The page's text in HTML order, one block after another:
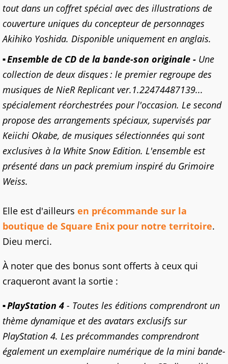
tout dans un coffret spécial avec des illustrations de
couverture uniques du concepteur de personnages
Akihiko Yoshida. Disponible uniquement en anglais.
Ensemble de CD de la bande-son originale - Une
collection de deux disques : le premier regroupe des
musiques de NieR Replicant ver.1.22474487139...
spécialement réorchestrées pour l'occasion. Le second
propose des arrangements spéciaux, supervisés par
Keiichi Okabe, de musiques sélectionnées qui sont
exclusives à la White Snow Edition. L'ensemble est
présenté dans un pack premium inspiré du Grimoire
Weiss.
Elle est d'ailleurs en précommande sur la
boutique de Square Enix pour notre territoire.
Dieu merci.
À noter que des bonus sont offerts à ceux qui
craqueront avant la sortie :
PlayStation 4 - Toutes les éditions comprendront un
thème dynamique et des avatars exclusifs sur
PlayStation 4. Les précommandes comprendront
également un exemplaire numérique de la mini bande-